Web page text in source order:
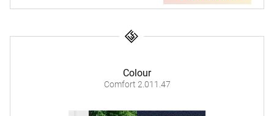
Colour
Comfort 2.011.47